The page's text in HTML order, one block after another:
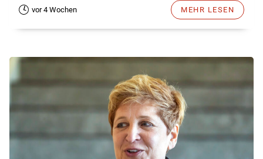
vor 4 Wochen MEHR LESEN